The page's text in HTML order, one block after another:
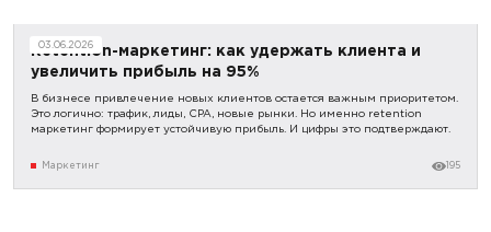
03.06.2026
Retention-маркетинг: как удержать клиента и
увеличить прибыль на 95%
В бизнесе привлечение новых клиентов остается важным приоритетом.
Это логично: трафик, лиды, CPA, новые рынки. Но именно retention
маркетинг формирует устойчивую прибыль. И цифры это подтверждают.
Маркетинг 195